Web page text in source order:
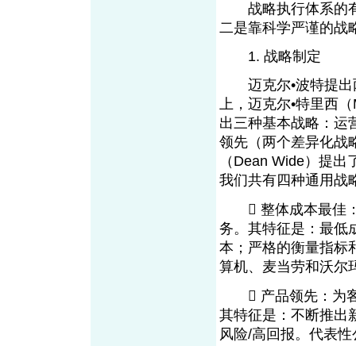
战略执行体系的有
二是靠科学严谨的战
1. 战略制定
迈克尔•波特提出
上，迈克尔•特里西
出三种基本战略：运
领先（两个差异化战
（Dean Wide）提
我们共有四种通用战
 整体成本最佳：
务。其特征是：最低
本；严格的衡量指标
算机、麦当劳和沃尔
 产品领先：为客
其特征是：不断推出
风险/高回报。代表